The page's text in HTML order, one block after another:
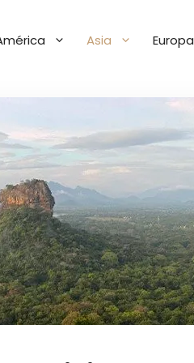
Asia Europa